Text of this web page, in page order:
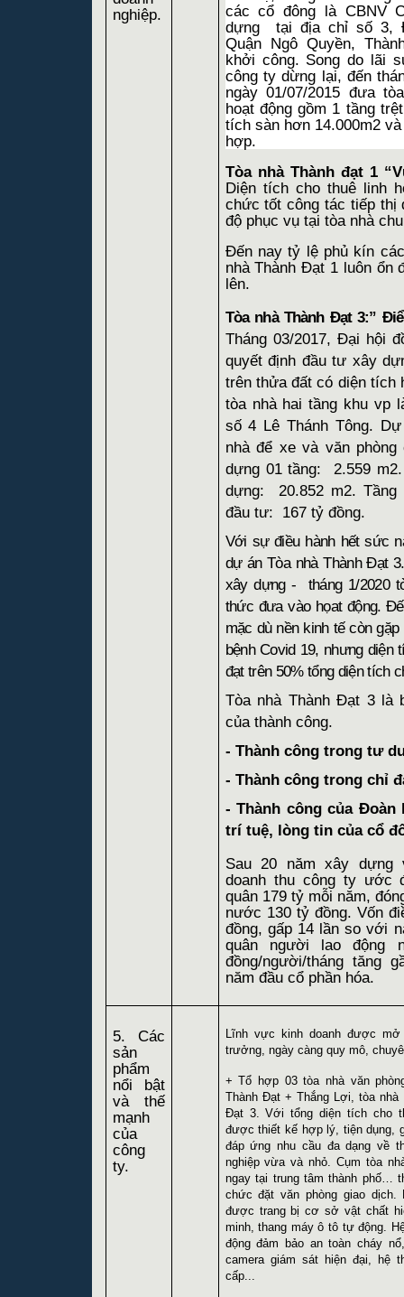
nghiệp.
các cổ đông là CBNV
dựng
tại địa chỉ số 3,
Quận Ngô Quyền,
khởi công. Song do lãi
công ty dừng lại, đến
ngày 01/07/2015 đưa
hoạt động gồm 1 tầng
tích sàn hơn 14.000m2
hợp.
Tòa nhà Thành đạt 1
Diện tích cho thuê linh
chức tốt công tác tiếp thị
độ phục vụ tại tòa nhà
Đến nay tỷ lệ phủ kín
nhà Thành Đạt 1 luôn ổn
lên.
Tòa nhà Thành Đạt 3:”
Tháng 03/2017, Đại hội
quyết định đầu tư xây
trên thửa đất có diện tích
tòa nhà hai tầng khu vp
số 4 Lê Thánh Tông.
nhà để xe và văn
dựng 01 tầng:
2.559
dựng:
20.852 m2.
đầu tư: 167 tỷ đồng.
Với sự điều hành hết sức
dự án Tòa nhà Thành Đạt
xây dựng -
tháng 1/2020
thức đưa vào họat động.
mặc dù nền kinh tế còn
bệnh Covid 19, nhưng diện
đạt trên 50% tổng diện tích
Tòa nhà Thành Đạt 3 là
của thành công.
- Thành công trong tư
- Thành công trong chỉ
- Thành công của
trí tuệ, lòng tin của cổ
Sau 20 năm xây dựng
doanh thu công ty ước
quân 179 tỷ mỗi năm,
nước 130 tỷ đồng. Vốn
đồng, gấp 14 lần so với
quân người lao động
đồng/người/tháng tăng
năm đầu cổ phần hóa.
5. Các
sản
phẩm
nổi bật
và thế
mạnh
của
công
ty.
Lĩnh vực kinh doanh được
trưởng, ngày càng quy mô,
+ Tổ hợp 03 tòa nhà văn
Thành Đạt + Thắng Lợi, tòa
Đạt 3. Với tổng diện tích cho
được thiết kế hợp lý, tiện dụng,
đáp ứng nhu cầu đa dạng về
nghiệp vừa và nhỏ. Cụm tòa
ngay tại trung tâm thành phố…
chức đặt văn phòng giao dịch.
được trang bị cơ sở vật chất
minh, thang máy ô tô tự động.
động đảm bảo an toàn cháy
camera giám sát hiện đại, hệ
cấp...